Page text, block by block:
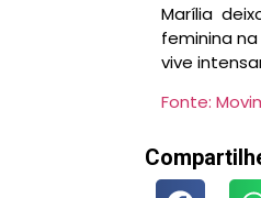
Marília
feminina
vive
Fonte: